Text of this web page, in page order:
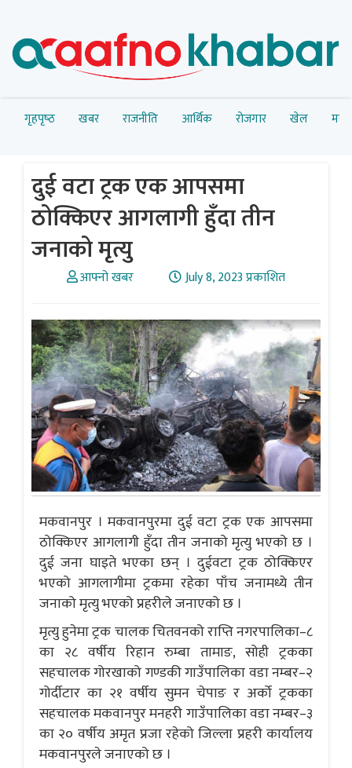
गृहपृष्‍ठ खबर राजनीति आर्थिक रोजगार खेल
दुई वटा ट्रक एक आपसमा
ठोक्किएर आगलागी हुँदा तीन
जनाको मृत्यु
आफ्नो खबर July 8, 2023 प्रकाशित
मकवानपुर । मकवानपुरमा दुई वटा ट्रक एक आपसमा
ठोक्किएर आगलागी हुँदा तीन जनाको मृत्यु भएको छ ।
दुई जना घाइते भएका छन् । दुईवटा ट्रक ठोक्किएर
भएको आगलागीमा ट्रकमा रहेका पाँच जनामध्ये तीन
जनाको मृत्यु भएको प्रहरीले जनाएको छ ।
मृत्यु हुनेमा ट्रक चालक चितवनको राप्ति नगरपालिका–८
का २८ वर्षीय रिहान रुम्बा तामाङ, सोही ट्रकका
सहचालक गोरखाको गण्डकी गाउँपालिका वडा नम्बर–२
गोर्दीटार का २१ वर्षीय सुमन चेपाङ र अर्को ट्रकका
सहचालक मकवानपुर मनहरी गाउँपालिका वडा नम्बर–३
का २० वर्षीय अमृत प्रजा रहेको जिल्ला प्रहरी कार्यालय
मकवानपुरले जनाएको छ ।